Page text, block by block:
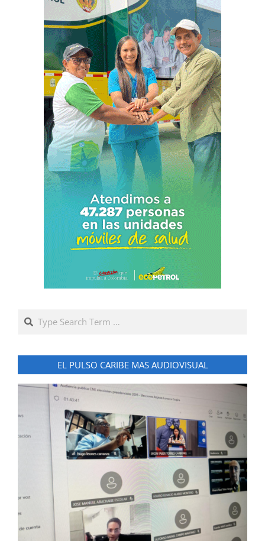
Search
EL PULSO CARIBE MAS AUDIOVISUAL